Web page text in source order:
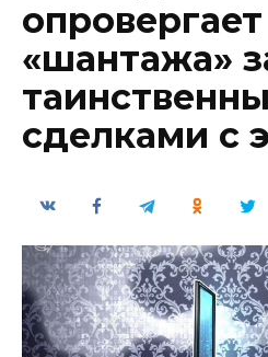
«шантажа»
сделками с